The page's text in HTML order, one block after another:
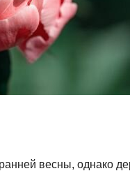
весны, однако